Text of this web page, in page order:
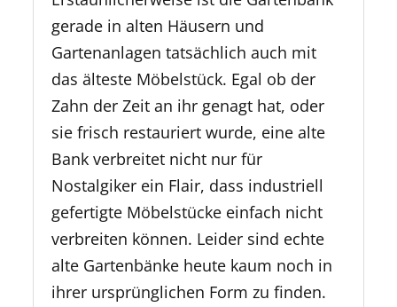
gerade in alten Häusern und
Gartenanlagen tatsächlich auch mit
das älteste Möbelstück. Egal ob der
Zahn der Zeit an ihr genagt hat, oder
sie frisch restauriert wurde, eine alte
Bank verbreitet nicht nur für
Nostalgiker ein Flair, dass industriell
gefertigte Möbelstücke einfach nicht
verbreiten können. Leider sind echte
alte Gartenbänke heute kaum noch in
ihrer ursprünglichen Form zu finden.